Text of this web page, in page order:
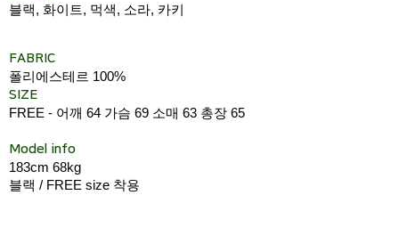
블랙, 화이트, 먹색, 소라, 카키
FABRIC
폴리에스테르 100%
SIZE
FREE - 어깨 64 가슴 69 소매 63 총장 65
Model info
183cm 68kg
블랙 / FREE size 착용